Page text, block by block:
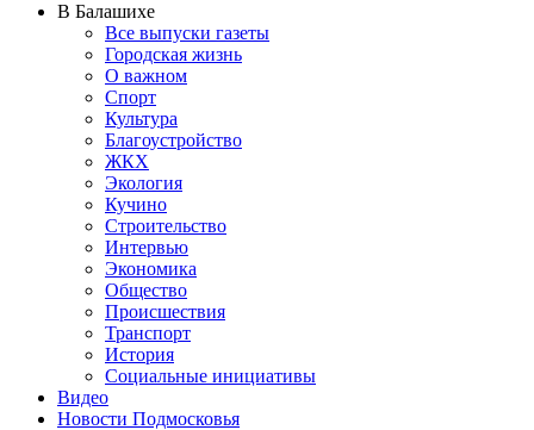
В Балашихе
Все выпуски газеты
Городская жизнь
О важном
Спорт
Культура
Благоустройство
ЖКХ
Экология
Кучино
Строительство
Интервью
Экономика
Общество
Происшествия
Транспорт
История
Социальные инициативы
Видео
Новости Подмосковья